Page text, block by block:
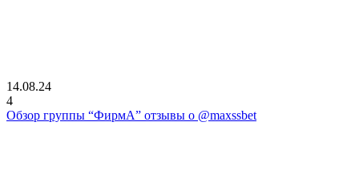
14.08.24
4
Обзор группы “ФирмА” отзывы о @maxssbet